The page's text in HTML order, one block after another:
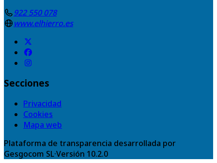
922 550 078
www.elhierro.es
Secciones
Privacidad
Cookies
Mapa web
Plataforma de transparencia desarrollada por
Gesgocom SL·Versión 10.2.0